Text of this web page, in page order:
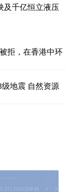
及千亿恒立液压
拒，在香港中环
地震 自然资源